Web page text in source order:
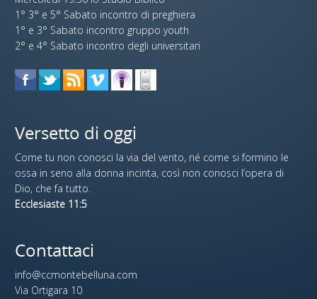
1° 3° e 5° Sabato incontro di preghiera
1° e 3° Sabato incontro gruppo youth
2° e 4° Sabato incontro degli universitari
Versetto di oggi
Come tu non conosci la via del vento, né come si formino le
ossa in seno alla donna incinta, così non conosci l’opera di
Dio, che fa tutto.
Ecclesiaste 11:5
Contattaci
info@ccmontebelluna.com
Via Ortigara 10